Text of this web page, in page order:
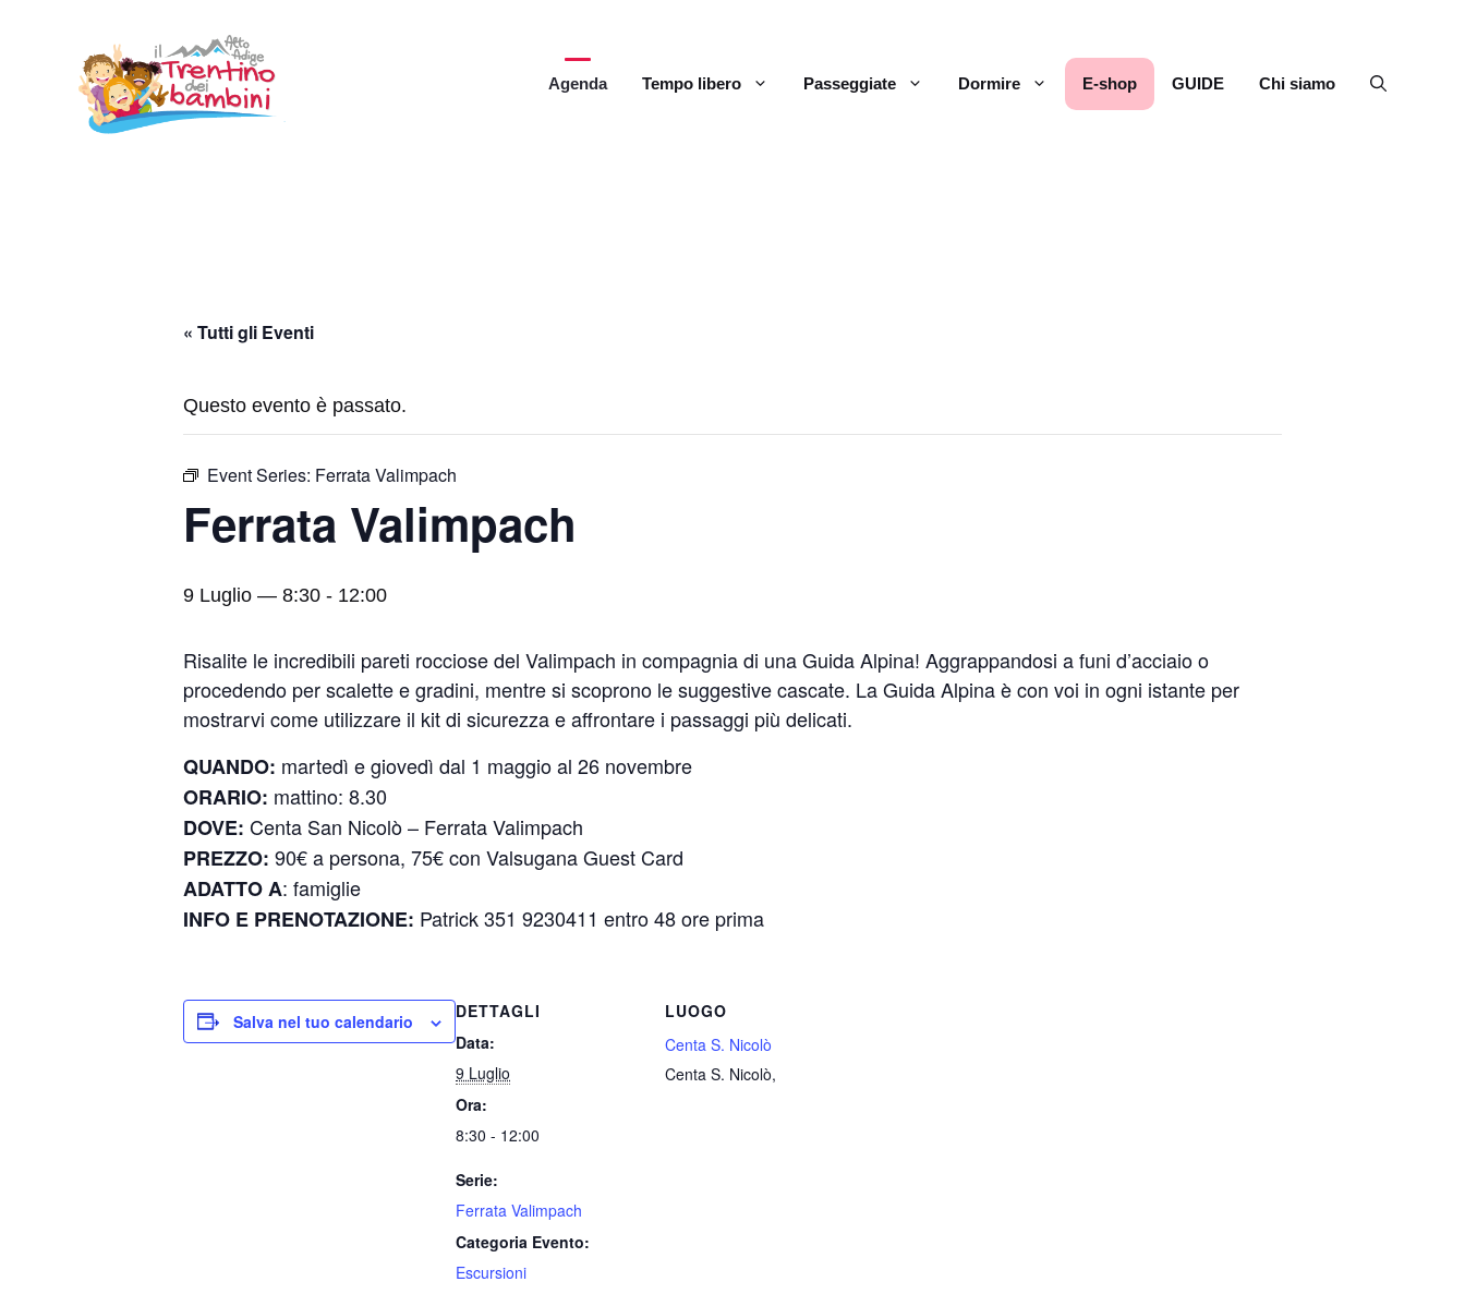
contenuto
Agenda Tempo libero Passeggiate Dormire E-shop GUIDE Chi siamo
« Tutti gli Eventi
Questo evento è passato.
Event Series: Ferrata Valimpach
Ferrata Valimpach
9 Luglio — 8:30 - 12:00
Risalite le incredibili pareti rocciose del Valimpach in compagnia di una Guida Alpina! Aggrappandosi a funi d’acciaio o
procedendo per scalette e gradini, mentre si scoprono le suggestive cascate. La Guida Alpina è con voi in ogni istante per
mostrarvi come utilizzare il kit di sicurezza e affrontare i passaggi più delicati.
QUANDO: martedì e giovedì dal 1 maggio al 26 novembre
ORARIO: mattino: 8.30
DOVE: Centa San Nicolò – Ferrata Valimpach
PREZZO: 90€ a persona, 75€ con Valsugana Guest Card
ADATTO A: famiglie
INFO E PRENOTAZIONE: Patrick 351 9230411 entro 48 ore prima
Salva nel tuo calendario
DETTAGLI
Data:
9 Luglio
Ora:
8:30 - 12:00
Serie:
Ferrata Valimpach
Categoria Evento:
Escursioni
LUOGO
Centa S. Nicolò
Centa S. Nicolò,